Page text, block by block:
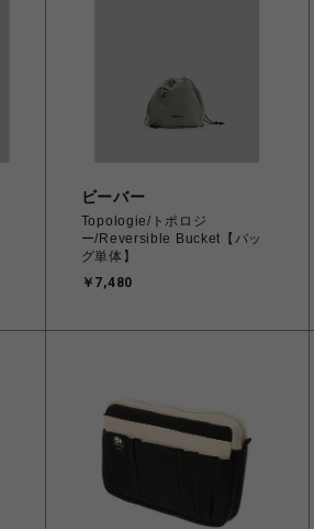
ビーバー
Topologie/トポロジ
ー/Reversible Bucket【バッ
グ単体】
￥7,480